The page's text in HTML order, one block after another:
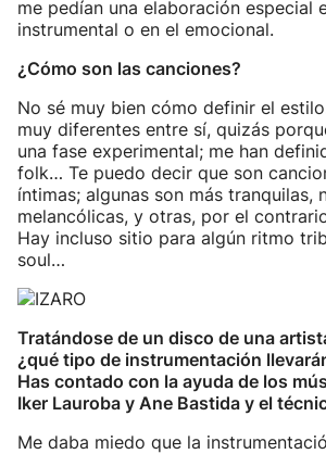
me pedían una elaboración especial
instrumental o en el emocional.
¿Cómo son las canciones?
No sé muy bien cómo definir el
muy diferentes entre sí, quizás
una fase experimental; me han
folk… Te puedo decir que son
íntimas; algunas son más tranquilas,
melancólicas, y otras, por el
Hay incluso sitio para algún ritmo
soul…
Tratándose de un disco de una
¿qué tipo de instrumentación
Has contado con la ayuda de los
Iker Lauroba y Ane Bastida y el
Me daba miedo que la